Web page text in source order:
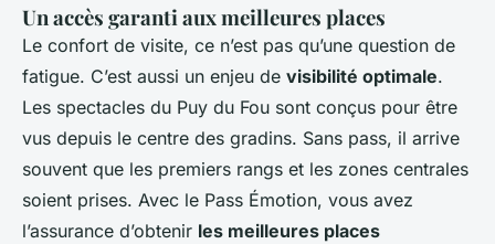
Un accès garanti aux meilleures places
Le confort de visite, ce n’est pas qu’une question de
fatigue. C’est aussi un enjeu de visibilité optimale.
Les spectacles du Puy du Fou sont conçus pour être
vus depuis le centre des gradins. Sans pass, il arrive
souvent que les premiers rangs et les zones centrales
soient prises. Avec le Pass Émotion, vous avez
l’assurance d’obtenir les meilleures places